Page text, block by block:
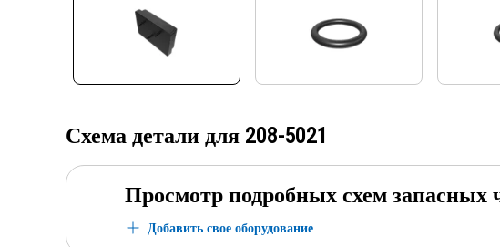
90А, 1,98 x 11,89 мм
Схема детали для 208-5021
Просмотр подробных схем запасных
Добавить свое оборудование